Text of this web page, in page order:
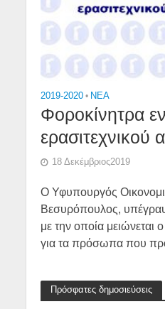
2019-2020 • NEA
Φοροκίνητρα
ερασιτεχνικού
18 Δεκέμβριος2019
O Υφυπουργός
Βεσυρόπουλος,
με την οποία μειώνεται
για τα πρόσωπα που
Πρόσφατες δημοσιεύσεις